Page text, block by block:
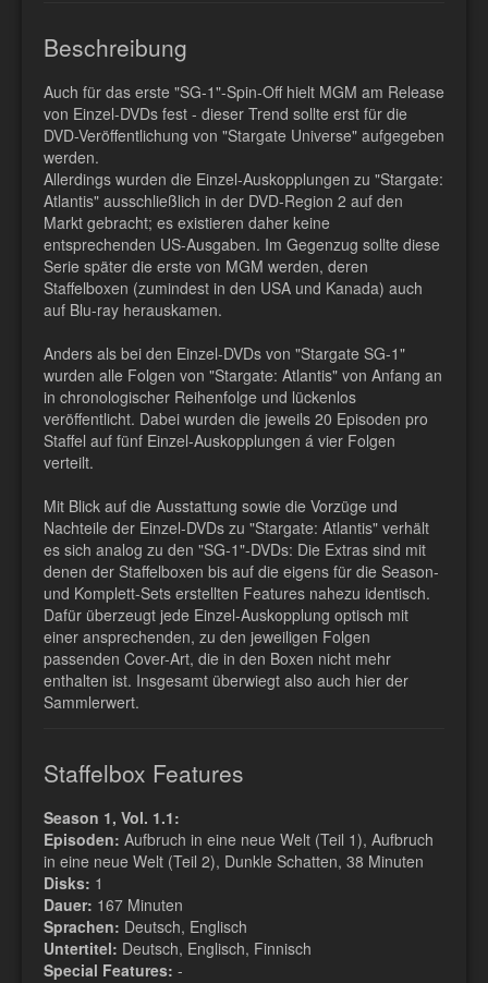
Beschreibung
Auch für das erste "SG-1"-Spin-Off hielt MGM am Release
von Einzel-DVDs fest - dieser Trend sollte erst für die
DVD-Veröffentlichung von "Stargate Universe" aufgegeben
werden.
Allerdings wurden die Einzel-Auskopplungen zu "Stargate:
Atlantis" ausschließlich in der DVD-Region 2 auf den
Markt gebracht; es existieren daher keine
entsprechenden US-Ausgaben. Im Gegenzug sollte diese
Serie später die erste von MGM werden, deren
Staffelboxen (zumindest in den USA und Kanada) auch
auf Blu-ray herauskamen.
Anders als bei den Einzel-DVDs von "Stargate SG-1"
wurden alle Folgen von "Stargate: Atlantis" von Anfang an
in chronologischer Reihenfolge und lückenlos
veröffentlicht. Dabei wurden die jeweils 20 Episoden pro
Staffel auf fünf Einzel-Auskopplungen á vier Folgen
verteilt.
Mit Blick auf die Ausstattung sowie die Vorzüge und
Nachteile der Einzel-DVDs zu "Stargate: Atlantis" verhält
es sich analog zu den "SG-1"-DVDs: Die Extras sind mit
denen der Staffelboxen bis auf die eigens für die Season-
und Komplett-Sets erstellten Features nahezu identisch.
Dafür überzeugt jede Einzel-Auskopplung optisch mit
einer ansprechenden, zu den jeweiligen Folgen
passenden Cover-Art, die in den Boxen nicht mehr
enthalten ist. Insgesamt überwiegt also auch hier der
Sammlerwert.
Staffelbox Features
Season 1, Vol. 1.1:
Episoden: Aufbruch in eine neue Welt (Teil 1), Aufbruch
in eine neue Welt (Teil 2), Dunkle Schatten, 38 Minuten
Disks: 1
Dauer: 167 Minuten
Sprachen: Deutsch, Englisch
Untertitel: Deutsch, Englisch, Finnisch
Special Features: -